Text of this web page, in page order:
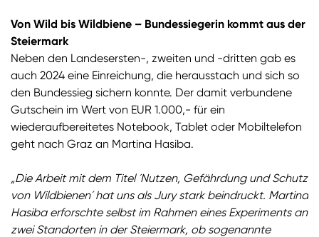
Von Wild bis Wildbiene – Bundessiegerin kommt aus der
Steiermark
Neben den Landesersten-, zweiten und -dritten gab es
auch 2024 eine Einreichung, die herausstach und sich so
den Bundessieg sichern konnte. Der damit verbundene
Gutschein im Wert von EUR 1.000,- für ein
wiederaufbereitetes Notebook, Tablet oder Mobiltelefon
geht nach Graz an Martina Hasiba.
„Die Arbeit mit dem Titel ´Nutzen, Gefährdung und Schutz
von Wildbienen´ hat uns als Jury stark beindruckt. Martina
Hasiba erforschte selbst im Rahmen eines Experiments an
zwei Standorten in der Steiermark, ob sogenannte